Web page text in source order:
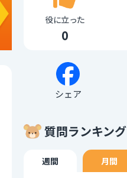
役に立った
0
シェア
質問ランキング
週間 月間